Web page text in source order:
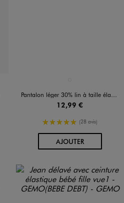
Pantalon léger 30% lin à taille élastiquée bébé fille
12,99 €
5/5 de moyenne
(28 avis)
AJOUTERAU PANIER